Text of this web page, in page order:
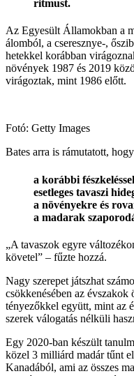
ritmust.
Az Egyesült Államokban a
álomból, a cseresznye-,
hetekkel korábban
növények 1987 és 2019
virágoztak, mint 1986 előtt.
Fotó: Getty Images
Bates arra is rámutatott, hogy
a korábbi
esetleges tavaszi
a növényekre és
a madarak
„A tavaszok egyre
követel” – fűzte hozzá.
Nagy szerepet játszhat
csökkenésében az évszakok
tényezőkkel együtt, mint az
szerek válogatás nélküli
Egy 2020-ban készült
közel 3 milliárd madár tűnt
Kanadából, ami az összes